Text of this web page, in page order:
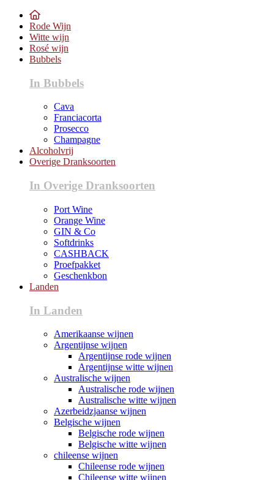
Rode Wijn
Witte wijn
Rosé wijn
Bubbels
In Bubbels
Cava
Franciacorta
Prosecco
Champagne
Alcoholvrij
Overige Dranksoorten
In Overige Dranksoorten
Port Wine
Orange Wine
GIN & Co
Softdrinks
CASHBACK
Proefpakket
Geschenkbon
Landen
In Landen
Amerikaanse wijnen
Argentijnse wijnen
Argentijnse rode wijnen
Argentijnse witte wijnen
Australische wijnen
Australische rode wijnen
Australische witte wijnen
Azerbeidzjaanse wijnen
Belgische wijnen
Belgische rode wijnen
Belgische witte wijnen
chileense wijnen
Chileense rode wijnen
Chileense witte wijnen